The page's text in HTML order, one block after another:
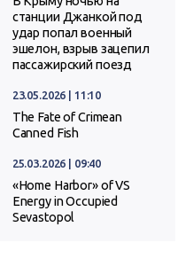
станции Джанкой под
удар попал военный
эшелон, взрыв зацепил
пассажирский поезд
23.05.2026 | 11:10
The Fate of Crimean
Canned Fish
25.03.2026 | 09:40
«Home Harbor» of VS
Energy in Occupied
Sevastopol